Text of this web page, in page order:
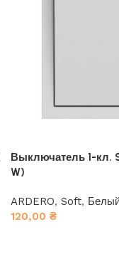
Выключатель 1-кл.
W)
ARDERO, Soft,
120,00 ₴